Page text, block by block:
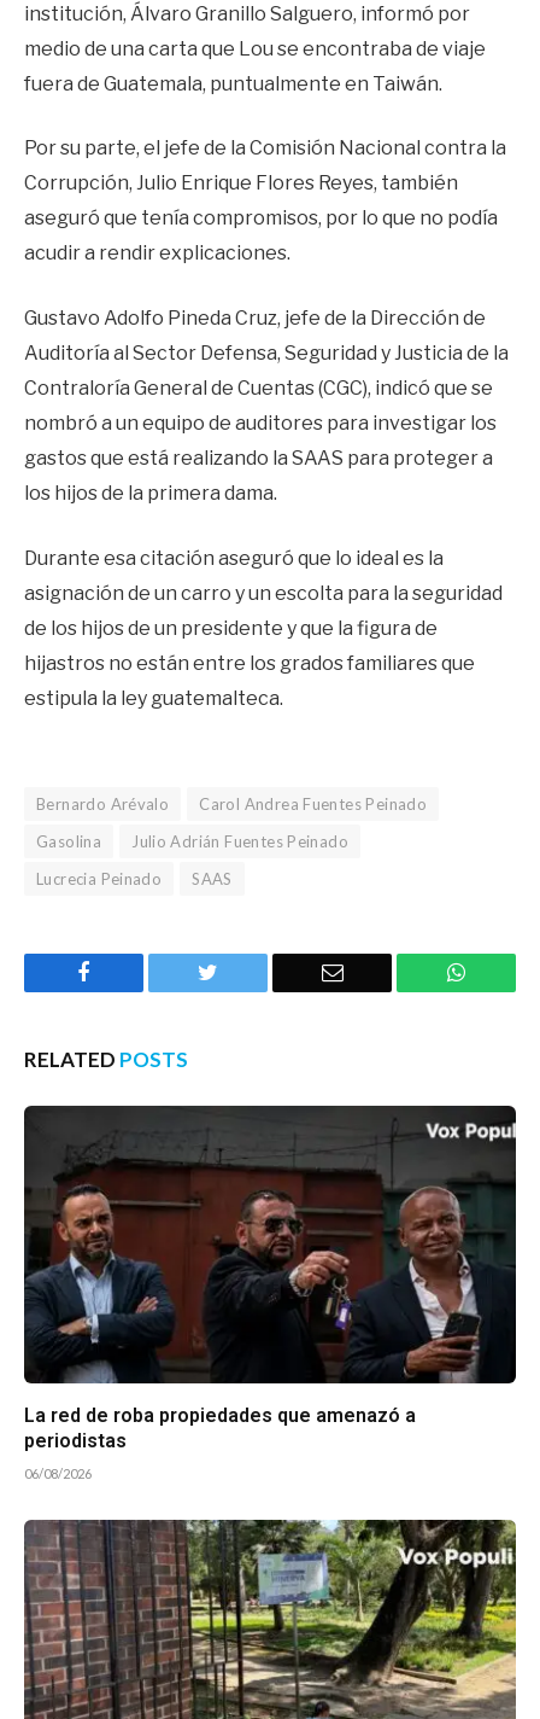
institución, Álvaro Granillo Salguero, informó por
medio de una carta que Lou se encontraba de viaje
fuera de Guatemala, puntualmente en Taiwán.
Por su parte, el jefe de la Comisión Nacional contra la
Corrupción, Julio Enrique Flores Reyes, también
aseguró que tenía compromisos, por lo que no podía
acudir a rendir explicaciones.
Gustavo Adolfo Pineda Cruz, jefe de la Dirección de
Auditoría al Sector Defensa, Seguridad y Justicia de la
Contraloría General de Cuentas (CGC), indicó que se
nombró a un equipo de auditores para investigar los
gastos que está realizando la SAAS para proteger a
los hijos de la primera dama.
Durante esa citación aseguró que lo ideal es la
asignación de un carro y un escolta para la seguridad
de los hijos de un presidente y que la figura de
hijastros no están entre los grados familiares que
estipula la ley guatemalteca.
Bernardo Arévalo
Carol Andrea Fuentes Peinado
Gasolina
Julio Adrián Fuentes Peinado
Lucrecia Peinado
SAAS
Email
RELATED POSTS
La red de roba propiedades que amenazó a
periodistas
06/08/2026